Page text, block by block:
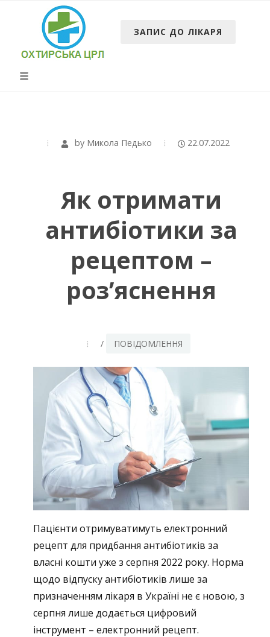
ЗАПИС ДО ЛІКАРЯ
by Микола Педько 22.07.2022
Як отримати
антибіотики за
рецептом –
роз’яснення
/ ПОВІДОМЛЕННЯ
Пацієнти отримуватимуть електронний
рецепт для придбання антибіотиків за
власні кошти уже з серпня 2022 року. Норма
щодо відпуску антибіотиків лише за
призначенням лікаря в Україні не є новою, з
серпня лише додається цифровий
інструмент – електронний рецепт.